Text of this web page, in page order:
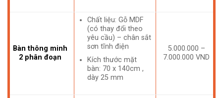
Bàn thông minh
2 phân đoạn
Chất liệu: Gỗ MDF
(có thay đổi theo
yêu cầu) – chân sắt
sơn tĩnh điện
Kích thước mặt
bàn: 70 x 140cm ,
dày 25 mm
5.000.000 –
7.000.000 VND